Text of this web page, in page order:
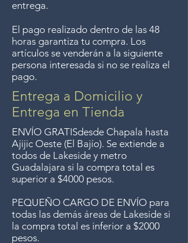
longer offer that service.
Entrega gratis en toda la zona
del Lago de Chapala por
compras de $4000 pesos.
Aceptamos devoluciones hasta
7 días después de la venta a
menos que los artículos tengan
un precio de oferta, lo
sentimos, no se aceptan
devoluciones de artículos en
oferta. Anteriormente hacíamos
envíos gratis a Guadalajara pero
ya no ofrecemos ese servicio.
entrega.
El pago realizado dentro de las 48
horas garantiza tu compra. Los
artículos se venderán a la siguiente
persona interesada si no se realiza el
pago.
Entrega a Domicilio y
Entrega en Tienda
ENVÍO GRATISdesde Chapala hasta
Ajijic Oeste (El Bajío). Se extiende a
todos de Lakeside y metro
Guadalajara si la compra total es
superior a $4000 pesos.
PEQUEÑO CARGO DE ENVÍO para
todas las demás áreas de Lakeside si
la compra total es inferior a $2000
pesos.